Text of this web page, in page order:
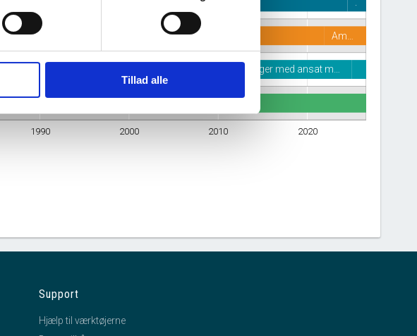
Tillad alle
1990 2000 2010 2020
Am…
Husholdninger med ansat m…
Support
Hjælp til værktøjerne